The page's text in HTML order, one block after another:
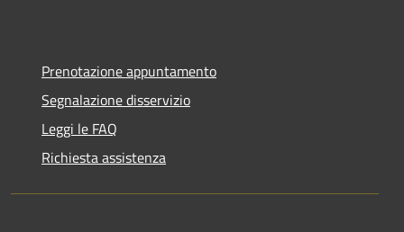
Prenotazione appuntamento
Segnalazione disservizio
Leggi le FAQ
Richiesta assistenza